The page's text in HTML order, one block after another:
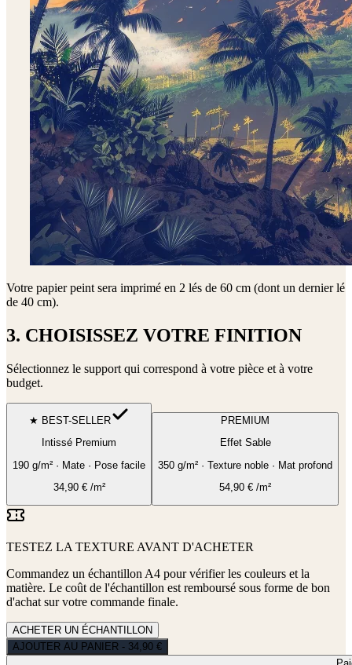
Votre papier peint sera imprimé en 2 lés de 60 cm (dont un dernier lé
de 40 cm).
3. CHOISISSEZ VOTRE FINITION
Sélectionnez le support qui correspond à votre pièce et à votre
budget.
★ BEST-SELLER
Intissé Premium
190 g/m² · Mate · Pose facile
34,90€/m²
PREMIUM
Effet Sable
350 g/m² · Texture noble · Mat profond
54,90 € /m²
TESTEZ LA TEXTURE AVANT D'ACHETER
Commandez un échantillon A4 pour vérifier les couleurs et la
matière. Le coût de l'échantillon est remboursé sous forme de bon
d'achat sur votre commande finale.
ACHETER UN ÉCHANTILLON
AJOUTER AU PANIER - 34,90 €